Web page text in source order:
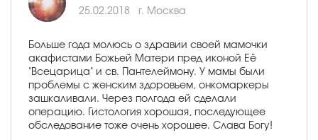
25.02.2018 г. Москва
Больше года молюсь о здравии своей мамочки
акафистами Божьей Матери пред иконой Её
"Всецарица" и св. Пантелеймону. У мамы были
проблемы с женским здоровьем, онкомаркеры
зашкаливали. Через полгода ей сделали
операцию. Гистология хорошая, последующее
обследование тоже очень хорошее. Слава Богу!